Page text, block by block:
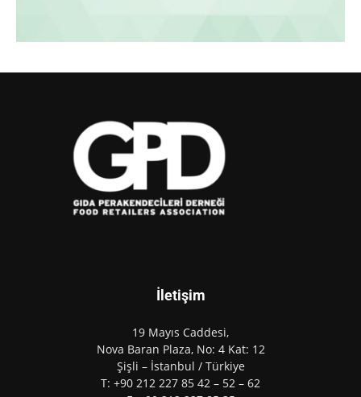
İletişim
19 Mayıs Caddesi,
Nova Baran Plaza, No: 4 Kat: 12
Şişli – İstanbul / Türkiye
T: +90 212 227 85 42 – 52 – 62